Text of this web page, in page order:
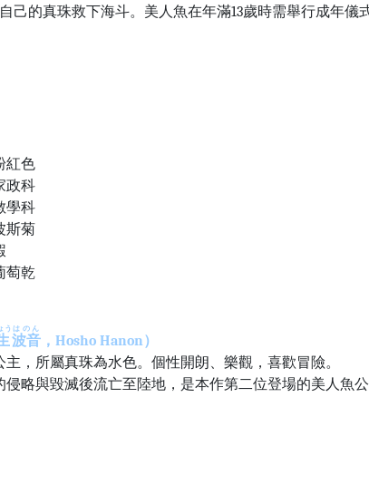
己的真珠救下海斗。美人魚在年滿13歲時需舉行成年
紅色
政科
學科
斯菊
萄乾
う
波音
はのん
，Hosho Hanon）
，所屬真珠為水色。個性開朗、樂觀，喜歡冒險。
略與毀滅後流亡至陸地，是本作第二位登場的美人魚公